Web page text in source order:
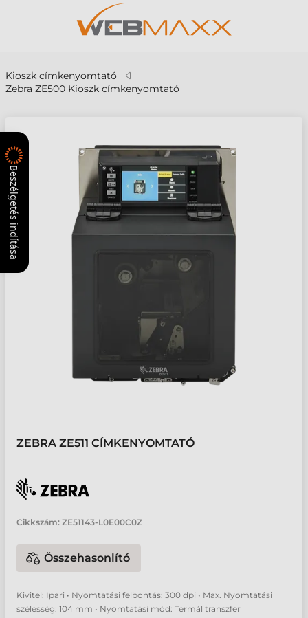
Kioszk címkenyomtató
Zebra ZE500 Kioszk címkenyomtató
ZEBRA ZE511 CÍMKENYOMTATÓ
Cikkszám: ZE51143-L0E00C0Z
Összehasonlító
Kivitel: Ipari • Nyomtatási felbontás: 300 dpi • Max. Nyomtatási
szélesség: 104 mm • Nyomtatási mód: Termál transzfer
Beszélgetés indítása